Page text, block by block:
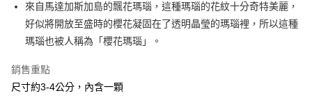
悠遊付
ATM付款
來自馬達加斯加島的飄花瑪瑙，這種瑪瑙的花紋十分奇特美麗，
好似將開放至盛時的櫻花凝固在了透明晶瑩的瑪瑙裡，所以這種
瑪瑙也被人稱為「櫻花瑪瑙」。
銷售重點
尺寸約3-4公分，內含一顆